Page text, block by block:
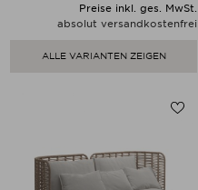
Preise inkl. ges. MwSt.
absolut versandkostenfrei
ALLE VARIANTEN ZEIGEN